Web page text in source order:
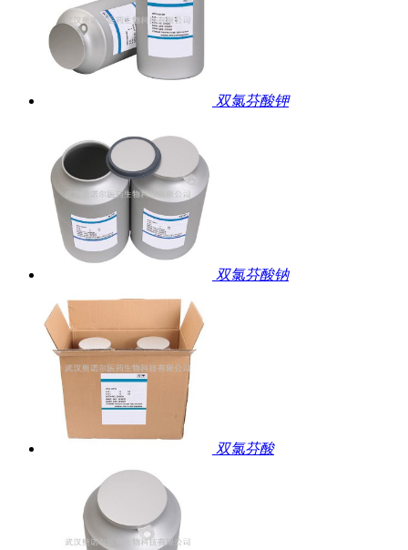
双氯芬酸钾
双氯芬酸钠
双氯芬酸